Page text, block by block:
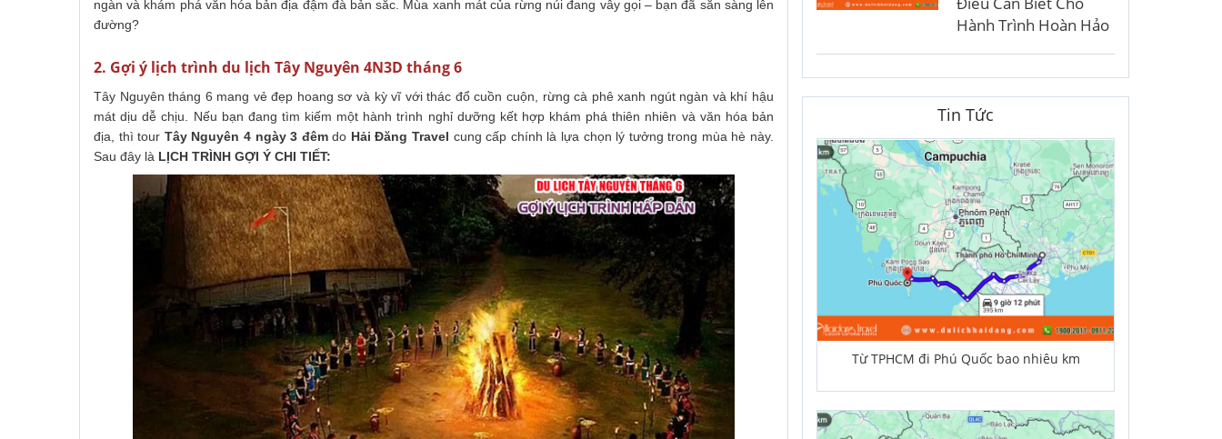
ngàn và khám phá văn hóa bản địa đậm đà bản sắc. Mùa xanh mát của rừng núi đang vẫy gọi – bạn đã sẵn sàng lên
đường?
2. Gợi ý lịch trình du lịch Tây Nguyên 4N3D tháng 6
Tây Nguyên tháng 6 mang vẻ đẹp hoang sơ và kỳ vĩ với thác đổ cuồn cuộn, rừng cà phê xanh ngút ngàn và khí hậu
mát dịu dễ chịu. Nếu bạn đang tìm kiếm một hành trình nghỉ dưỡng kết hợp khám phá thiên nhiên và văn hóa bản
địa, thì tour Tây Nguyên 4 ngày 3 đêmdo Hải Đăng Travel cung cấp chính là lựa chọn lý tưởng trong mùa hè này.
Sau đây là LỊCH TRÌNH GỢI Ý CHI TIẾT:
Hành Trình Hoàn Hảo
Tin Tức
Từ TPHCM đi Phú Quốc bao nhiêu km